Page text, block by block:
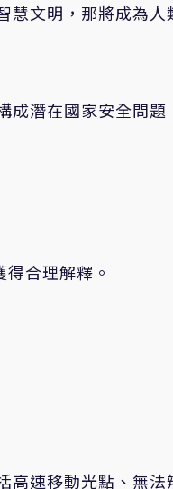
慧文明，那將成為人
成潛在國家安全問題
得合理解釋。
高速移動光點、無法